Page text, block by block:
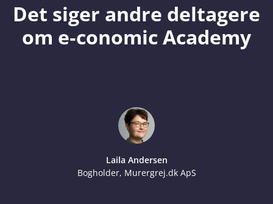
Det siger andre deltagere
om e‑conomic Academy
Laila Andersen
Bogholder, Murergrej.dk ApS